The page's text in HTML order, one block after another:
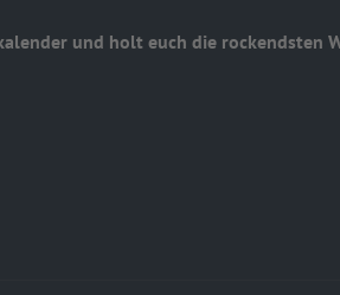
und holt euch die rockendsten